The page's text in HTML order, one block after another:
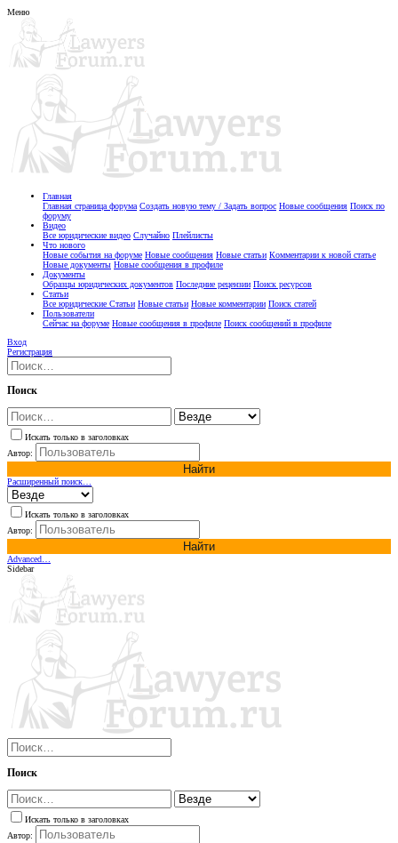
Меню
Главная
Главная страница форума Создать новую тему / Задать вопрос Новые сообщения Поиск по
форуму
Видео
Все юридические видео Случайно Плейлисты
Что нового
Новые события на форуме Новые сообщения Новые статьи Комментарии к новой статье
Новые документы Новые сообщения в профиле
Документы
Образцы юридических документов Последние рецензии Поиск ресурсов
Статьи
Все юридические Статьи Новые статьи Новые комментарии Поиск статей
Пользователи
Сейчас на форуме Новые сообщения в профиле Поиск сообщений в профиле
Вход
Регистрация
Поиск
Искать только в заголовках
Автор:
Найти
Расширенный поиск…
Искать только в заголовках
Автор:
Найти
Advanced…
Sidebar
Поиск
Искать только в заголовках
Автор: